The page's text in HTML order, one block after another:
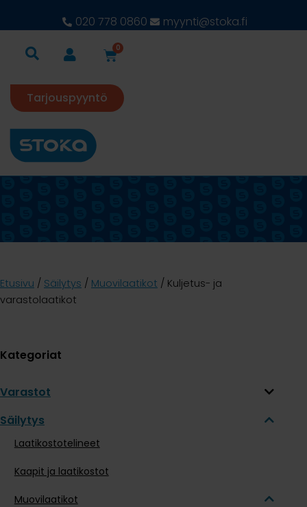
020 778 0860 myynti@stoka.fi
0
Tarjouspyyntö
Etusivu / Säilytys / Muovilaatikot / Kuljetus- ja
varastolaatikot
Kategoriat
Varastot
Säilytys
Laatikostotelineet
Kaapit ja laatikostot
Muovilaatikot